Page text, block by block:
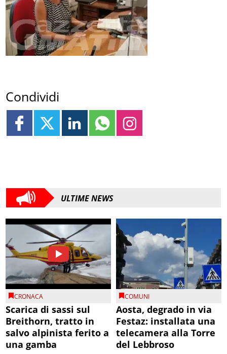
Condividi
ULTIME NEWS
CRONACA
Scarica di sassi sul
Breithorn, tratto in
salvo alpinista ferito a
una gamba
COMUNI
Aosta, degrado in via
Festaz: installata una
telecamera alla Torre
del Lebbroso